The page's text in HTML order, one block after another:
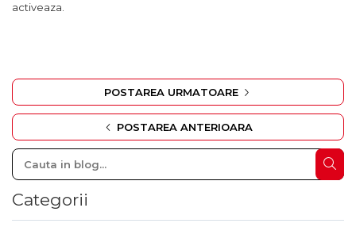
activeaza.
POSTAREA URMATOARE
POSTAREA ANTERIOARA
Categorii